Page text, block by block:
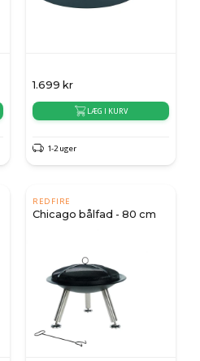
1.699 kr
LÆG I KURV
1-2 uger
REDFIRE
Chicago bålfad - 80 cm